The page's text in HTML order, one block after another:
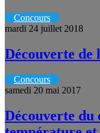
Concours
mardi 24 juillet 2018
Découverte de
Concours
samedi 20 mai 2017
Découverte du